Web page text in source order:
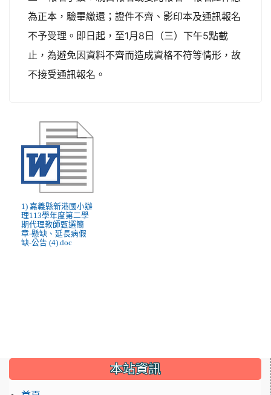
為正本，驗畢繳還；證件不齊、影印本及通訊報名
不予受理。即日起，至1月8日（三）下午5點截
止，為避免因資料不齊而造成資格不符等情形，故
不接受通訊報名。
1) 嘉義縣新港國小辦
理113學年度第二學
期代理教師甄選簡
章-懸缺、延長病假
缺-公告 (4).doc
::: 本站資訊